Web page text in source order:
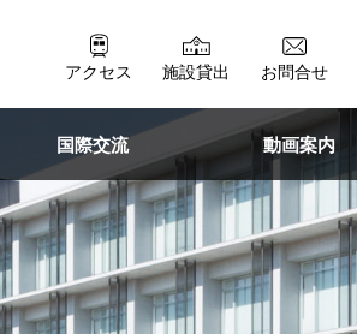
アクセス 施設貸出 お問合せ
国際交流 動画案内